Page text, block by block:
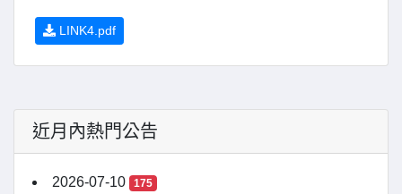
LINK4.pdf
近月內熱門公告
2026-07-10 175